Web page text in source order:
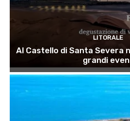
LITORALE
Al Castello di Santa Severa
grandi